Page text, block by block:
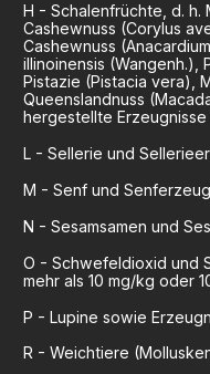
H - Schalenfrüchte, d. h.
Cashewnuss (Corylus
Cashewnuss
illinoinensis (Wangenh.),
Pistazie (Pistacia vera),
Queenslandnuss
hergestellte Erzeugnisse
L - Sellerie und
M - Senf und
N - Sesamsamen und
O - Schwefeldioxid und
mehr als 10 mg/kg oder
P - Lupine sowie
R - Weichtiere